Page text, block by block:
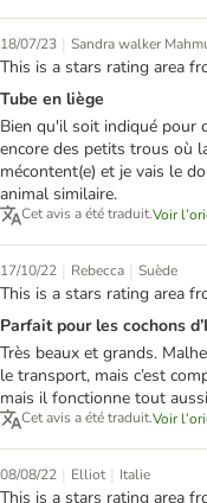
18/07/23 | Sandra walker
This is a stars rating area
Tube en liège
Bien qu'il soit indiqué pour
encore des petits trous où
mécontent(e) et je vais le
animal similaire.
Cet avis a été traduit.Voir
17/10/22 | Rebecca | Suède
This is a stars rating area
Parfait pour les cochons
Très beaux et grands.
le transport, mais c’est
mais il fonctionne tout
Cet avis a été traduit.Voir
08/08/22 | Elliot | Italie
This is a stars rating area